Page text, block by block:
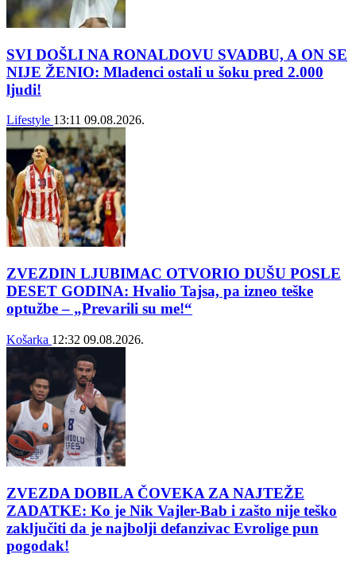
SVI DOŠLI NA RONALDOVU SVADBU, A ON SE
NIJE ŽENIO: Mladenci ostali u šoku pred 2.000
ljudi!
Lifestyle 13:11 09.08.2026.
ZVEZDIN LJUBIMAC OTVORIO DUŠU POSLE
DESET GODINA: Hvalio Tajsa, pa izneo teške
optužbe – „Prevarili su me!“
Košarka 12:32 09.08.2026.
ZVEZDA DOBILA ČOVEKA ZA NAJTEŽE
ZADATKE: Ko je Nik Vajler-Bab i zašto nije teško
zaključiti da je najbolji defanzivac Evrolige pun
pogodak!